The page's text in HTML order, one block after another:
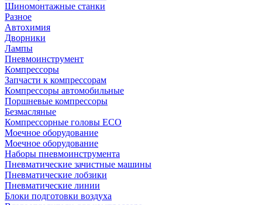
Шиномонтажные станки
Разное
Автохимия
Дворники
Лампы
Пневмоинструмент
Компрессоры
Запчасти к компрессорам
Компрессоры автомобильные
Поршневые компрессоры
Безмасляные
Компрессорные головы ECO
Моечное оборудование
Моечное оборудование
Наборы пневмоинструмента
Пневматические зачистные машины
Пневматические лобзики
Пневматические линии
Блоки подготовки воздуха